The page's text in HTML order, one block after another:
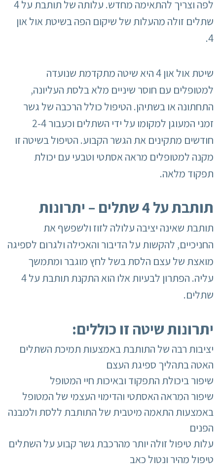
לפה וצריך להתאימה מחדש. עלותה של תותבת על 4
שתלים זולה מהעלות של שיקום הפה בשיטת אול און
4.
שיטת אול און 4 היא שיטה מתקדמת שנועדה
למטופלים עם חוסר שיניים מלא בלסת העליונה,
התחתונה או בשתיהן. הטיפול כולל הרכבה של גשר
זמני המעוגן למקומו על ידי השתלים וכעבור 2-4
חודשים מתקינים את הגשר הקבוע. הטיפול בשיטה זו
מקנה למטופלים מראה אסתטי וטבעי עם יכולת
תפקוד מלאה.
תותבת על 4 שתלים – יתרונות
תותבת שאינה יציבה עלולה לזוז ולשפשף את
החניכיים, להקשות על הדיבור והאכילה ולגרום לספיגה
מואצת של עצם הלסת בשל לחץ מוגבר ומתמשך
עליה. הפתרון לבעיות אלו הוא התקנת תותבת על 4
שתלים.
יתרונות שיטה זו כוללים:
יציבות רבה של התותבת באמצעות תמיכת השתלים
האטה בתהליך ספיגת העצם
שיפור ביכולת התפקוד ובאיכות חיי המטופל
שיפור המראה האסתטי והדימוי העצמי של המטופל
באמצעות התאמה מיטבית של התותבת ללסת ולמבנה
הפנים
עלות טיפול זולה יותר מהרכבת גשר קבוע על השתלים
טיפול מהיר ונטול כאב